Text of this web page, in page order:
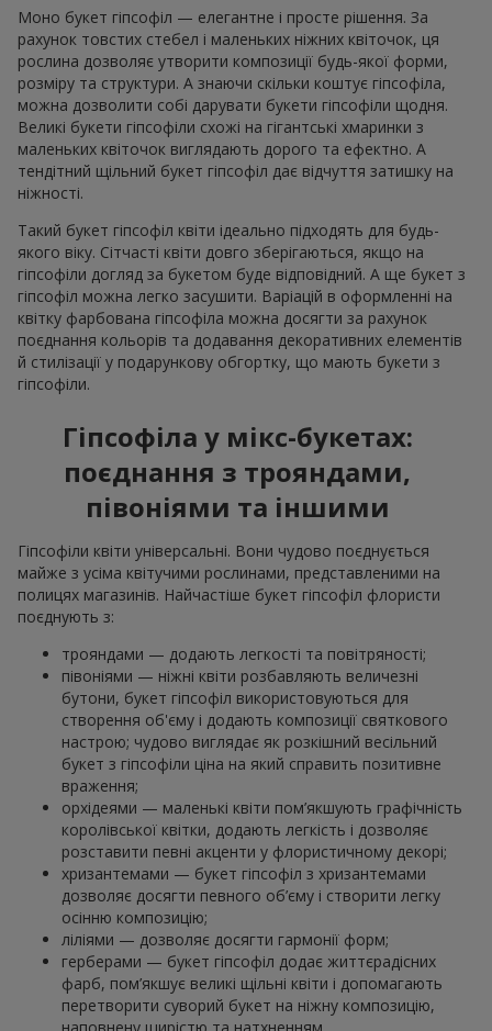
Моно букет гіпсофіл — елегантне і просте рішення. За
рахунок товстих стебел і маленьких ніжних квіточок, ця
рослина дозволяє утворити композиції будь-якої форми,
розміру та структури. А знаючи скільки коштує гіпсофіла,
можна дозволити собі дарувати букети гіпсофіли щодня.
Великі букети гіпсофіли схожі на гігантські хмаринки з
маленьких квіточок виглядають дорого та ефектно. А
тендітний щільний букет гіпсофіл дає відчуття затишку на
ніжності.
Такий букет гіпсофіл квіти ідеально підходять для будь-
якого віку. Сітчасті квіти довго зберігаються, якщо на
гіпсофіли догляд за букетом буде відповідний. А ще букет з
гіпсофіл можна легко засушити. Варіацій в оформленні на
квітку фарбована гіпсофіла можна досягти за рахунок
поєднання кольорів та додавання декоративних елементів
й стилізації у подарункову обгортку, що мають букети з
гіпсофіли.
Гіпсофіла у мікс-букетах:
поєднання з трояндами,
півоніями та іншими
Гіпсофіли квіти універсальні. Вони чудово поєднується
майже з усіма квітучими рослинами, представленими на
полицях магазинів. Найчастіше букет гіпсофіл флористи
поєднують з:
трояндами — додають легкості та повітряності;
півоніями — ніжні квіти розбавляють величезні
бутони, букет гіпсофіл використовуються для
створення об'єму і додають композиції святкового
настрою; чудово виглядає як розкішний весільний
букет з гіпсофіли ціна на який справить позитивне
враження;
орхідеями — маленькі квіти пом’якшують графічність
королівської квітки, додають легкість і дозволяє
розставити певні акценти у флористичному декорі;
хризантемами — букет гіпсофіл з хризантемами
дозволяє досягти певного об’єму і створити легку
осінню композицію;
ліліями — дозволяє досягти гармонії форм;
герберами — букет гіпсофіл додає життєрадісних
фарб, пом’якшує великі щільні квіти і допомагають
перетворити суворий букет на ніжну композицію,
наповнену щирістю та натхненням.